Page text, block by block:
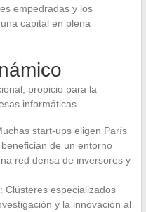
empedradas y los
capital en plena
propicio para la
informáticas.
start-ups eligen París
de un entorno
red densa de inversores y
: Clústeres especializados
y la innovación al